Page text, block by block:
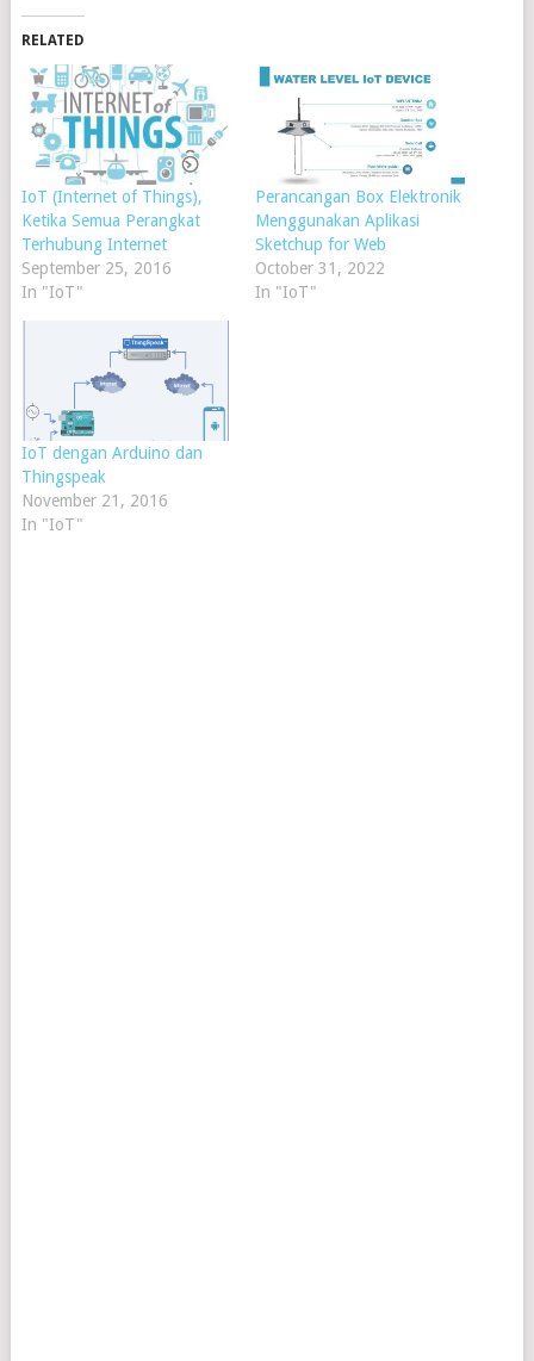
RELATED
IoT (Internet of Things),
Ketika Semua Perangkat
Terhubung Internet
September 25, 2016
In "IoT"
Perancangan Box Elektronik
Menggunakan Aplikasi
Sketchup for Web
October 31, 2022
In "IoT"
IoT dengan Arduino dan
Thingspeak
November 21, 2016
In "IoT"